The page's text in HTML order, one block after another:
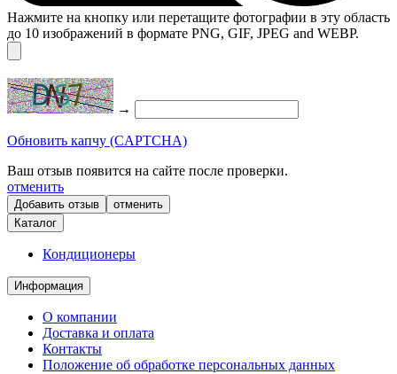
Нажмите на кнопку или перетащите фотографии в эту область
до 10 изображений в формате PNG, GIF, JPEG and WEBP.
→
Обновить капчу (CAPTCHA)
Ваш отзыв появится на сайте после проверки.
отменить
отменить
Каталог
Кондиционеры
Информация
О компании
Доставка и оплата
Контакты
Положение об обработке персональных данных